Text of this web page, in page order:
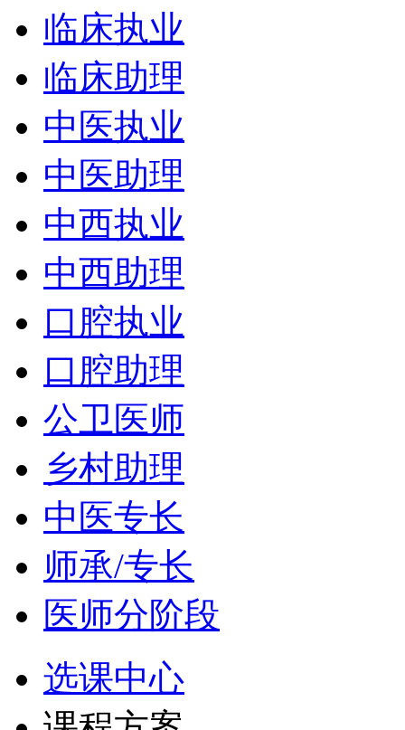
临床执业
临床助理
中医执业
中医助理
中西执业
中西助理
口腔执业
口腔助理
公卫医师
乡村助理
中医专长
师承/专长
医师分阶段
选课中心